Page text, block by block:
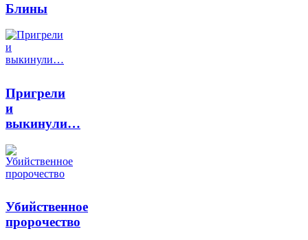
Блины
Пригрели
и
выкинули…
Убийственное
пророчество